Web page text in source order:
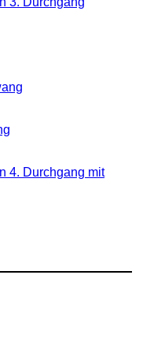
4. Durchgang mit